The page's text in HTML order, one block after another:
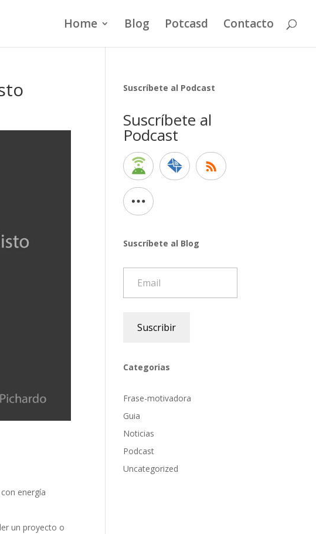
Home Blog Potcasd Contacto
energía
un proyecto o
Suscríbete al Podcast
Suscríbete al
Podcast
Suscríbete al Blog
Suscribir
Categorias
Frase-motivadora
Guia
Noticias
Podcast
Uncategorized